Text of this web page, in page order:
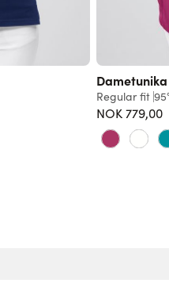
Dametunika
Regular fit
NOK 779,00